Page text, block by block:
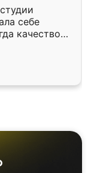
себе
качеством
уже почти